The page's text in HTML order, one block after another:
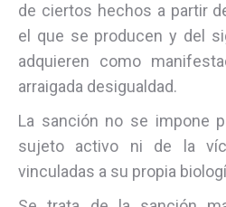
de ciertos hechos a partir
el que se producen y del
adquieren como
arraigada desigualdad.
La sanción no se impone
sujeto activo ni de la
vinculadas a su propia